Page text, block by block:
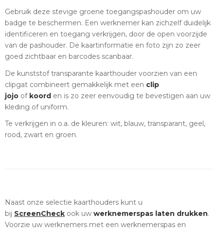
Gebruik deze stevige groene toegangspashouder om uw
badge te beschermen. Een werknemer kan zichzelf duidelijk
identificeren en toegang verkrijgen, door de open voorzijde
van de pashouder. De kaartinformatie en foto zijn zo zeer
goed zichtbaar en barcodes scanbaar.
De kunststof transparante kaarthouder voorzien van een
clipgat combineert gemakkelijk met een clip
jojo of koord en is zo zeer eenvoudig te bevestigen aan uw
kleding of uniform.
Te verkrijgen in o.a. de kleuren: wit, blauw, transparant, geel,
rood, zwart en groen.
Naast onze selectie kaarthouders kunt u
bij ScreenCheck ook uw werknemerspas laten drukken.
Voorzie uw werknemers met een werknemerspas en